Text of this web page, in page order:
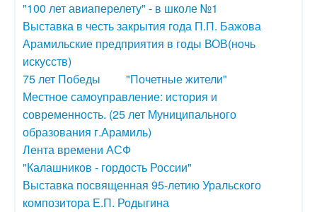
"100 лет авиаперелету" - в школе №1
Выставка в честь закрытия года П.П. Бажова
Арамильские предприятия в годы ВОВ(ночь
искусств)
75 лет Победы
"Почетные жители"
Местное самоуправление: история и
современность. (25 лет Муниципального
образования г.Арамиль)
Лента времени АСФ
"Калашников - гордость России"
Выставка посвященная 95-летию Уральского
композитора Е.П. Родыгина